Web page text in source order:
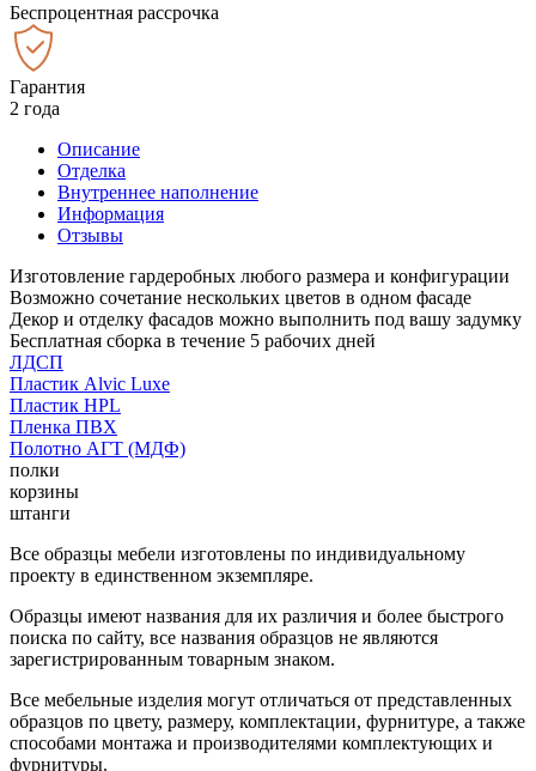
Беспроцентная рассрочка
Гарантия
2 года
Описание
Отделка
Внутреннее наполнение
Информация
Отзывы
Изготовление гардеробных любого размера и конфигурации
Возможно сочетание нескольких цветов в одном фасаде
Декор и отделку фасадов можно выполнить под вашу задумку
Бесплатная сборка в течение 5 рабочих дней
ЛДСП
Пластик Alvic Luxe
Пластик HPL
Пленка ПВХ
Полотно АГТ (МДФ)
полки
корзины
штанги
Все образцы мебели изготовлены по индивидуальному
проекту в единственном экземпляре.
Образцы имеют названия для их различия и более быстрого
поиска по сайту, все названия образцов не являются
зарегистрированным товарным знаком.
Все мебельные изделия могут отличаться от представленных
образцов по цвету, размеру, комплектации, фурнитуре, а также
способами монтажа и производителями комплектующих и
фурнитуры.